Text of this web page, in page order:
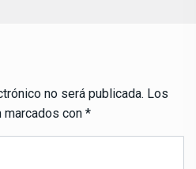
no será publicada. Los
con *